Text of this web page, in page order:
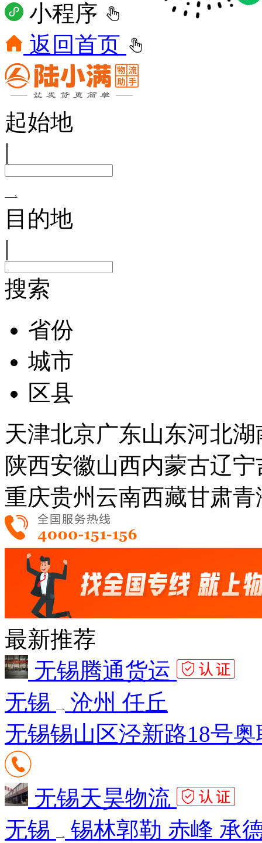
小程序
返回首页
起始地
|
目的地
|
搜索
省份
城市
区县
天津北京广东山东河北湖
陕西安徽山西内蒙古辽宁
重庆贵州 云南西藏甘肃青
最新推荐
无锡腾通货运
无锡
沧州 任丘
无锡锡山区泾新路18号
无锡天昊物流
无锡
锡林郭勒 赤峰 承